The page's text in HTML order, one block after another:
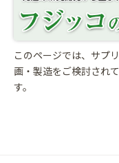
このページでは、サプ
画・製造をご検討され
す。